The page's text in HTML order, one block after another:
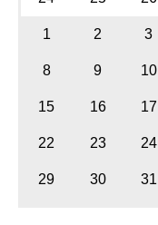
1 2 3
8 9 10
15 16 17
22 23 24
29 30 31